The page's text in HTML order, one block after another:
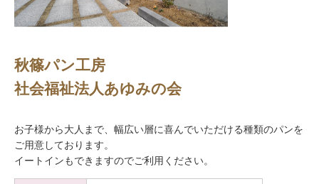
秋篠パン工房
社会福祉法人あゆみの会
お子様から大人まで、幅広い層に喜んでいただける種類のパンを
ご用意しております。
イートインもできますのでご利用ください。